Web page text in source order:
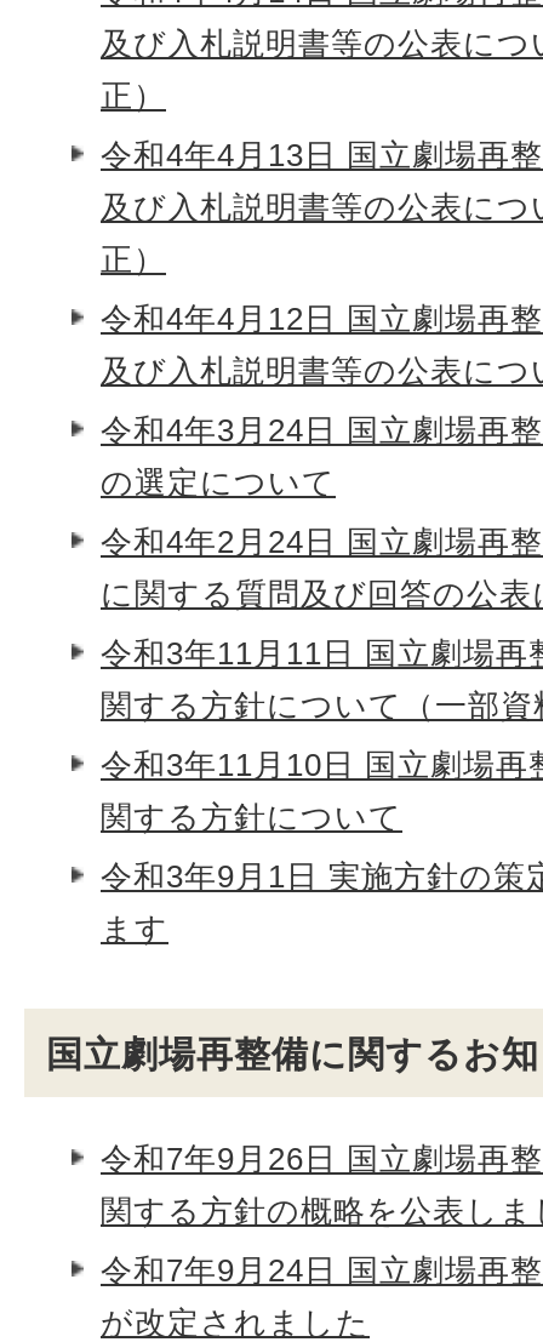
及び入札説明書等の公表に
正）
令和4年4月13日 国立劇場再
及び入札説明書等の公表に
正）
令和4年4月12日 国立劇場再
及び入札説明書等の公表につ
令和4年3月24日 国立劇場再
の選定について
令和4年2月24日 国立劇場再
に関する質問及び回答の公
令和3年11月11日 国立劇場
関する方針について（一部資
令和3年11月10日 国立劇場
関する方針について
令和3年9月1日 実施方針の策
ます
国立劇場再整備に関するお
令和7年9月26日 国立劇場再
関する方針の概略を公表しま
令和7年9月24日 国立劇場再
が改定されました